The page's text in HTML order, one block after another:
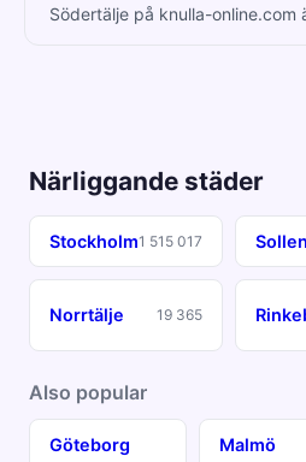
Södertälje på knulla-online.com
Närliggande städer
Stockholm1 515 017
Norrtälje 19 365
Also popular
Göteborg Malmö